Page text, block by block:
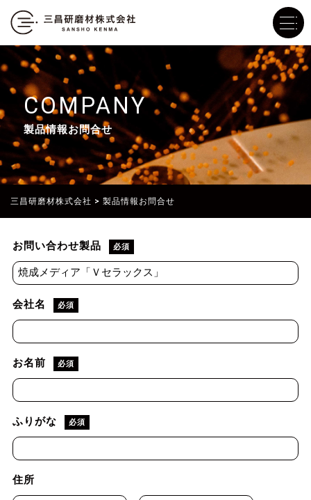
COMPANY
製品情報お問合せ
三昌研磨材株式会社 > 製品情報お問合せ
お問い合わせ製品 必須
会社名 必須
お名前 必須
ふりがな 必須
住所